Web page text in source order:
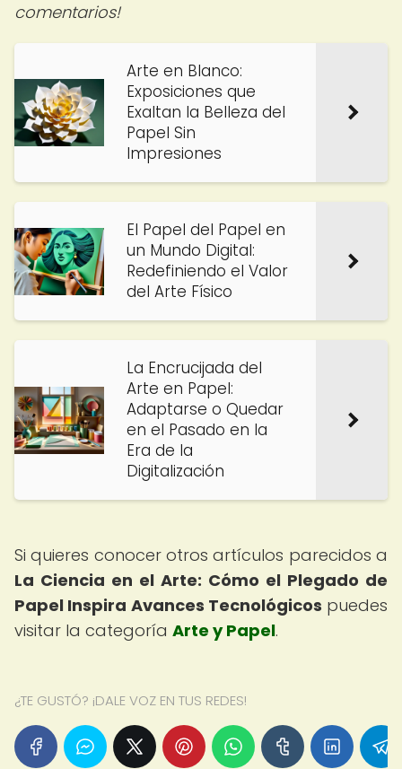
comentarios!
Arte en Blanco:
Exposiciones que
Exaltan la Belleza del
Papel Sin
Impresiones
El Papel del Papel en
un Mundo Digital:
Redefiniendo el Valor
del Arte Físico
La Encrucijada del
Arte en Papel:
Adaptarse o Quedar
en el Pasado en la
Era de la
Digitalización
Si quieres conocer otros artículos parecidos a
La Ciencia en el Arte: Cómo el Plegado de
Papel Inspira Avances Tecnológicos puedes
visitar la categoría Arte y Papel.
¿TE GUSTÓ? ¡DALE VOZ EN TUS REDES!